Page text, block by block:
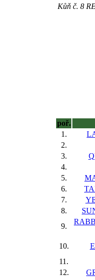
Kůň č. 8
poř.
1.
2.
3.
4.
5.
6.
7.
8.
9.
10.
11.
12.